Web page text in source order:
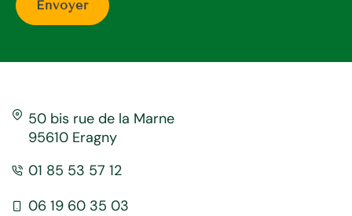
50 bis rue de la Marne
95610 Eragny
01 85 53 57 12
06 19 60 35 03